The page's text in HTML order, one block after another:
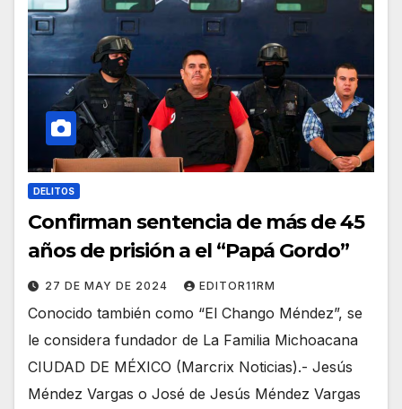
DELITOS
Confirman sentencia de más de 45
años de prisión a el “Papá Gordo”
27 DE MAY DE 2024 EDITOR11RM
Conocido también como “El Chango Méndez”, se
le considera fundador de La Familia Michoacana
CIUDAD DE MÉXICO (Marcrix Noticias).- Jesús
Méndez Vargas o José de Jesús Méndez Vargas